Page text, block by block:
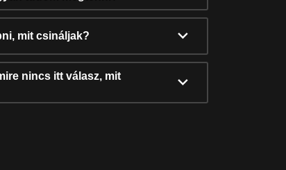
mit csináljak?
nincs itt válasz, mit